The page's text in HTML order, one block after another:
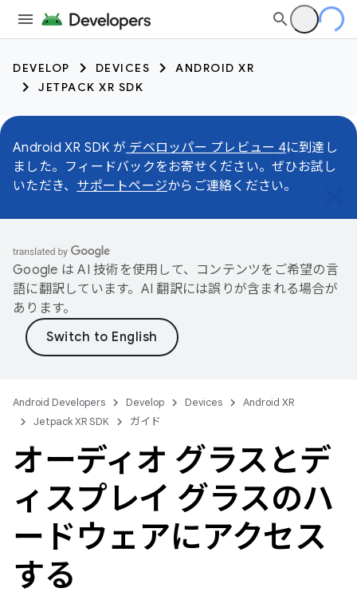
DEVELOP DEVICES
ANDROID XR
JETPACK XR SDK
Android XR SDK が デベロッパー プレビュー 4に到達し
ました。フィードバックをお寄せください。ぜひお試し
いただき、 サポートページからご連絡ください。
Google は AI 技術を使用して、コンテンツをご希望の言
語に翻訳しています。AI 翻訳には誤りが含まれる場合が
あります。
Android Developers Develop Devices
Android XR
Jetpack XR SDK
ガイド
オーディオ グラスとデ
ィスプレイ グラスのハ
ードウェアにアクセス
する